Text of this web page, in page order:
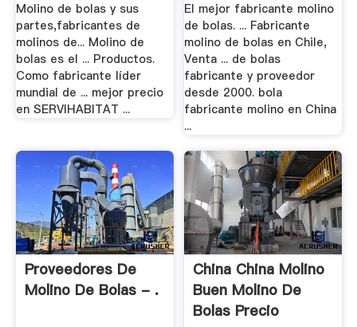
Molino de bolas y sus
partes,fabricantes de
molinos de... Molino de
bolas es el ... Productos.
Como fabricante líder
mundial de ... mejor precio
en SERVIHABITAT ...
El mejor fabricante molino
de bolas. ... Fabricante
molino de bolas en Chile,
Venta ... de bolas
fabricante y proveedor
desde 2000. bola
fabricante molino en China
...
Proveedores De
Molino De Bolas - .
China China Molino
Buen Molino De
Bolas Precio